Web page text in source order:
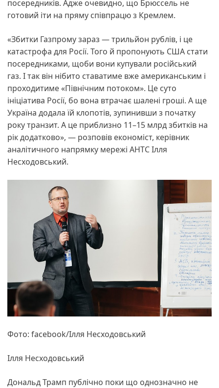
посередників. Адже очевидно, що Брюссель не
готовий іти на пряму співпрацю з Кремлем.
«Збитки Газпрому зараз — трильйон рублів, і це
катастрофа для Росії. Того й пропонують США стати
посередниками, щоби вони купували російський
газ. І так він нібито ставатиме вже американським і
проходитиме «Північним потоком». Це суто
ініціатива Росії, бо вона втрачає шалені гроші. А ще
Україна додала їй клопотів, зупинивши з початку
року транзит. А це приблизно 11–15 млрд збитків на
рік додатково», — розповів економіст, керівник
аналітичного напрямку мережі АНТС Ілля
Несходовський.
Фото: facebook/Ілля Несходовський
Ілля Несходовський
Дональд Трамп публічно поки що однозначно не